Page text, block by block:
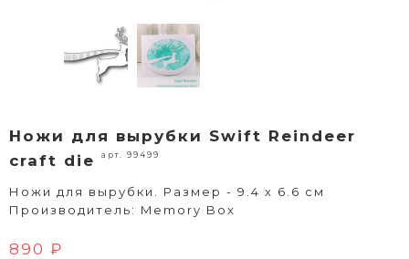
Ножи для вырубки Swift Reindeer
craft die
арт. 99499
Ножи для вырубки. Размер - 9.4 x 6.6 см
Производитель: Memory Box
890 ₽